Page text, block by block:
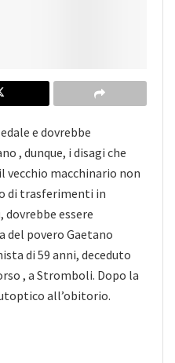
e dovrebbe
, dunque, i disagi che
vecchio macchinario non
di trasferimenti in
dovrebbe essere
del povero Gaetano
di 59 anni, deceduto
, a Stromboli. Dopo la
all’obitorio.